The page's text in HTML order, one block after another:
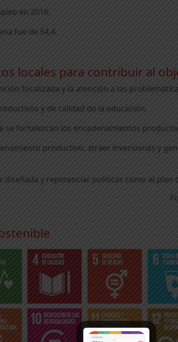
en 2016.
fue de 54,4.
locales para contribuir al
focalizada y la atención a las
y de calidad de la educación.
fortalezcan los encadenamientos
productivo, atraer inversiones y
y repotenciar políticas como el plan